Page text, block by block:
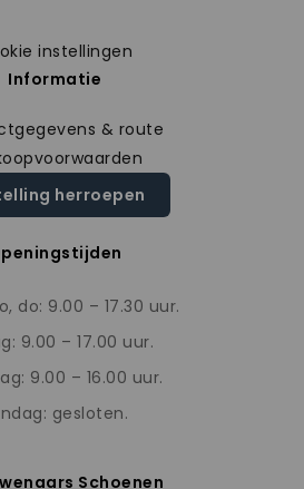
instellingen
Informatie
& route
herroepen
do: 9.00 – 17.30 uur.
9.00 – 17.00 uur.
9.00 – 16.00 uur.
gesloten.
Schoenen